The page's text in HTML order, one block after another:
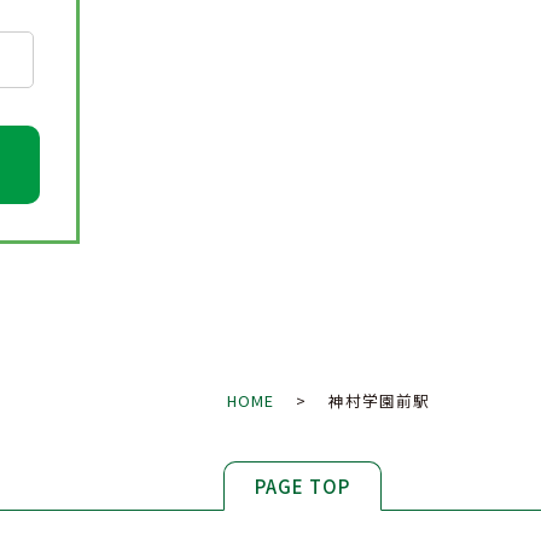
HOME > 神村学園前駅
PAGE TOP